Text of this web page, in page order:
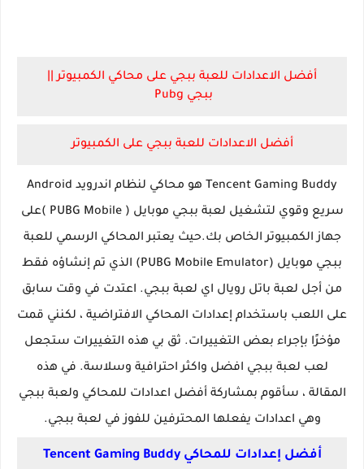
أفضل الاعدادات للعبة ببجي على محاكي الكمبيوتر ||
ببجي Pubg
أفضل الاعدادات للعبة ببجي على الكمبيوتر
Tencent Gaming Buddy هو محاكي لنظام اندرويد Android
سريع وقوي لتشغيل لعبة ببجي موبايل ( PUBG Mobile )على
جهاز الكمبيوتر الخاص بك.حيث يعتبر المحاكي الرسمي للعبة
ببجي موبايل (PUBG Mobile Emulator) الذي تم إنشاؤه فقط
من أجل لعبة باتل رويال اي لعبة ببجي. اعتدت في وقت سابق
على اللعب باستخدام إعدادات المحاكي الافتراضية ، لكنني قمت
مؤخرًا بإجراء بعض التغييرات. ثق بي هذه التغييرات ستجعل
لعب لعبة ببجي افضل واكثر احترافية وسلاسة. في هذه
المقالة ، سأقوم بمشاركة أفضل اعدادات للمحاكي ولعبة ببجي
وهي اعدادات يفعلها المحترفين للفوز في لعبة ببجي.
أفضل إعدادات للمحاكي Tencent Gaming Buddy